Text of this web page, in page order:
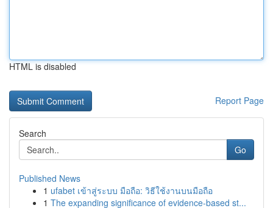
HTML is disabled
Report Page
Search
Go
Published News
1 ufabet เข้าสู่ระบบ มือถือ: วิธีใช้งานบนมือถือ
1 The expanding significance of evidence-based st...